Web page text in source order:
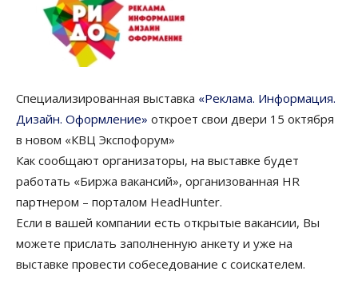
Специализированная выставка «Реклама. Информация.
Дизайн. Оформление» откроет свои двери 15 октября
в новом «КВЦ Экспофорум»
Как сообщают организаторы, на выставке будет
работать «Биржа вакансий», организованная HR
партнером – порталом HeadHunter.
Если в вашей компании есть открытые вакансии, Вы
можете прислать заполненную анкету и уже на
выставке провести собеседование с соискателем.